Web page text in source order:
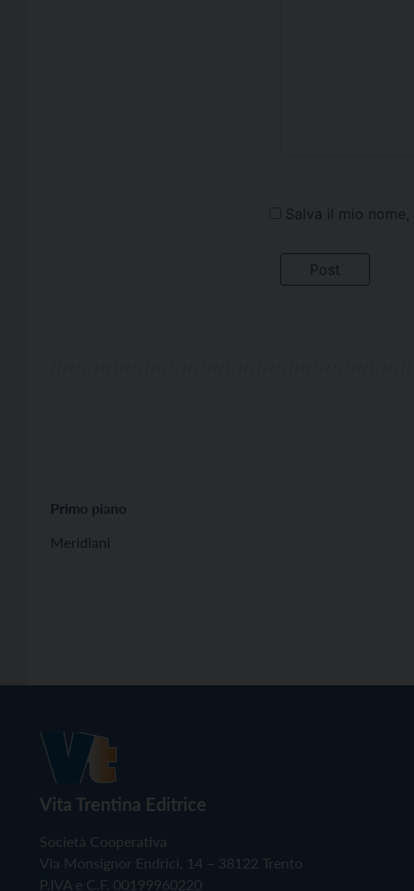
Salva il mio
Primo piano
Meridiani
Vita Trentina Editrice
Società Cooperativa
Via Monsignor Endrici, 14 – 38122 Trento
P.IVA e C.F. 00199960220